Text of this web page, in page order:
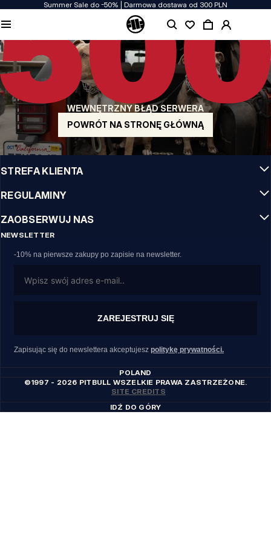
Summer Sale do -50% | Darmowa dostawa od 300 PLN
WEWNĘTRZNY BŁĄD SERWERA
POWRÓT NA STRONĘ GŁÓWNĄ
JAKOŚĆ TO DLA NAS PRIORYTET
Naszą odzież produkujemy z pasją! Nie idziemy na kompromis w kwestiach
wytrzymałości, długowieczności materiałów i dbałości o detal.
US ORIGIN
Nasze korzenie sięgają San Diego z poczatku lat 90-tych XX wieku. Nasz styl jest
surowy, autentyczny i stanowczy.
MARKA Z CHARAKTEREM
Nasze kolekcje wybierają sportowcy, fighterzy i uparci indywidualiści.
INFO
STREFA KLIENTA
REGULAMINY
ZAOBSERWUJ NAS
NEWSLETTER
-10% na pierwsze zakupy po zapisie na newsletter.
ZAREJESTRUJ SIĘ
Zapisując się do newslettera akceptujesz politykę prywatności.
POLAND
©1997 - 2026 PITBULL WSZELKIE PRAWA ZASTRZEŻONE.
SITE CREDITS
IDŹ DO GÓRY